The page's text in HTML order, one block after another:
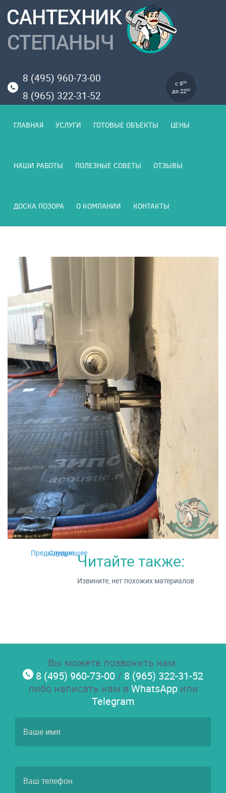
8 (495) 960-73-00
8 (965) 322-31-52
с 900
до 2200
ГЛАВНАЯ УСЛУГИ ГОТОВЫЕ ОБЪЕКТЫ ЦЕНЫ
НАШИ РАБОТЫ ПОЛЕЗНЫЕ СОВЕТЫ ОТЗЫВЫ
ДОСКА ПОЗОРА О КОМПАНИИ КОНТАКТЫ
Предыдущее
СледующееЧитайте также:
Извините, нет похожих материалов
Вы можете позвонить нам:
8 (495) 960-73-00 / 8 (965) 322-31-52
либо написать нам вWhatsAppили
Telegram